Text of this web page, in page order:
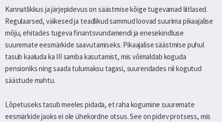
Kannatlikkus ja järjepidevus on säästmise kõige tugevamad liitlased.
Regulaarsed, väikesed ja teadlikud sammud loovad suurima pikaajalise
mõju, ehitades tugeva finantsvundamendi ja enesekindluse
suuremate eesmärkide saavutamiseks. Pikaajalise säästmise puhul
tasub kaaluda ka III samba kasutamist, mis võimaldab koguda
pensioniks ning saada tulumaksu tagasi, suurendades nii kogutud
säästude mahtu.
Lõpetuseks tasub meeles pidada, et raha kogumine suuremate
eesmärkide jaoks ei ole ühekordne otsus. See on pidev protsess, mis